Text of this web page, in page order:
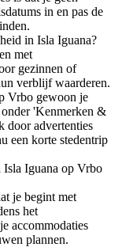
in en pas de
in Isla Iguana?
met
gezinnen of
verblijf waarderen.
Vrbo gewoon je
onder 'Kenmerken &
door advertenties
een korte stedentrip
Iguana op Vrbo
je begint met
het
accommodaties
plannen.